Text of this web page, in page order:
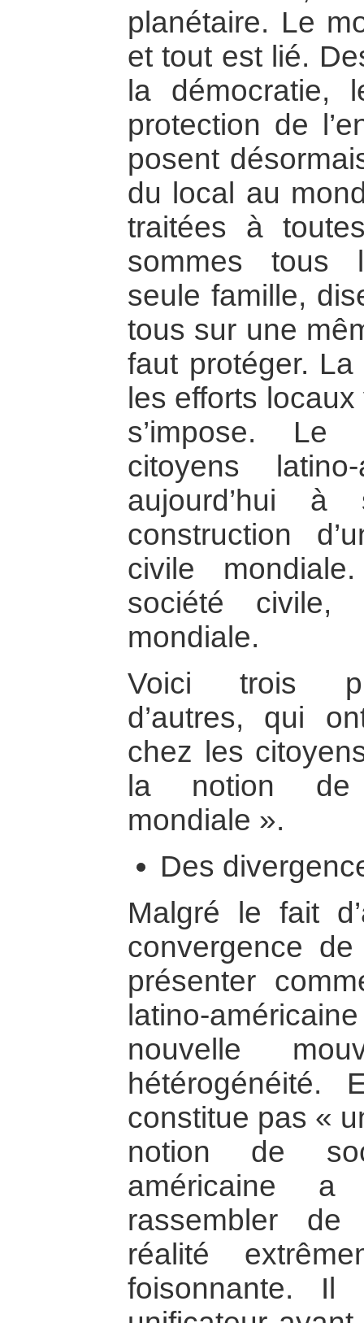
planétaire. Le
et tout est lié.
la démocratie,
protection de
posent
du local au
traitées à
sommes tous
seule famille,
tous sur une
faut protéger.
les efforts
s’impose.
citoyens
aujourd’hui à
construction
civile
société
mondiale.
Voici trois
d’autres, qui
chez les
la notion
mondiale ».
Des
Malgré le fait
convergence
présenter
latino-
nouvelle
hétérogénéité.
constitue pas «
notion de
américaine
rassembler
réalité
foisonnante. Il